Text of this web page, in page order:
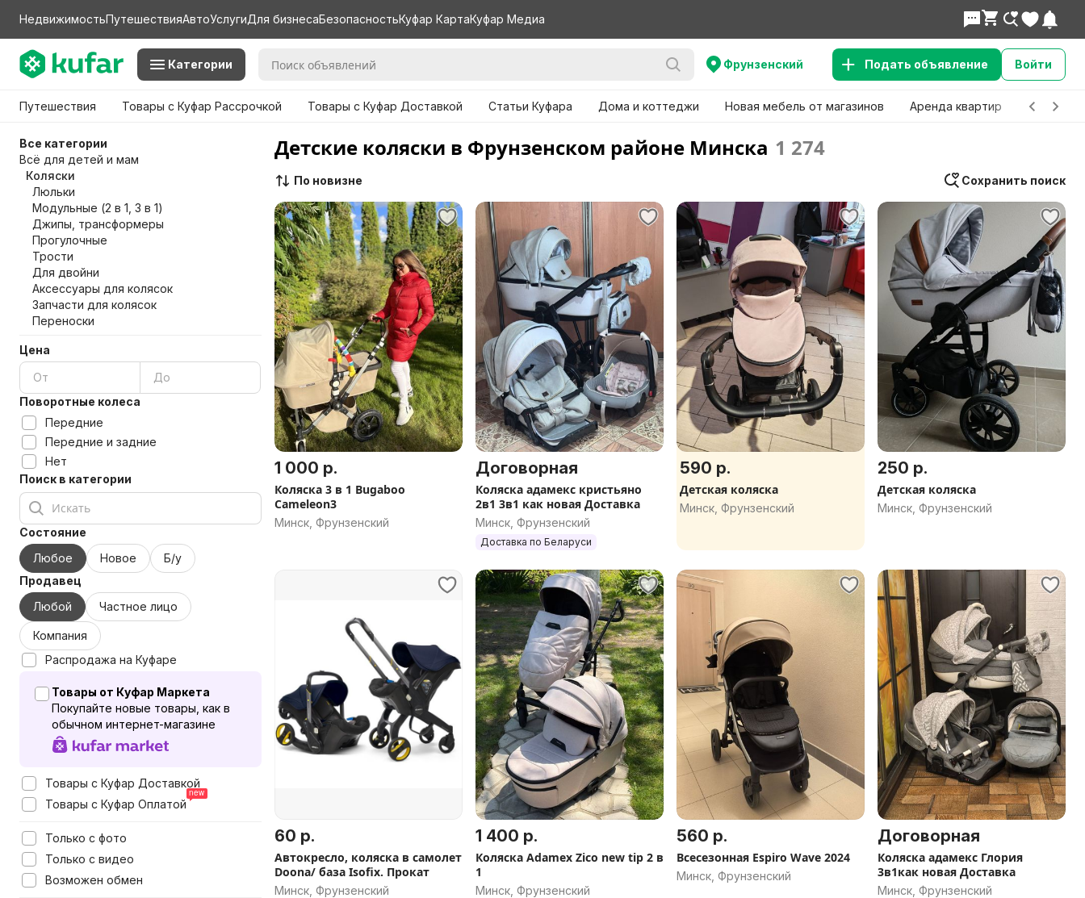
НедвижимостьПутешествияАвтоУслугиДля бизнесаБезопасностьКуфар КартаКуфар Медиа
Категории Фрунзенский Подать объявление Войти
Путешествия Товары с Куфар Рассрочкой Товары с Куфар Доставкой Статьи Куфара Дома и коттеджи Новая мебель от магазинов Аренда квартир Детские
Все категории
Всё для детей и мам
Коляски
Люльки
Модульные (2 в 1, 3 в 1)
Джипы, трансформеры
Прогулочные
Трости
Для двойни
Аксессуары для колясок
Запчасти для колясок
Переноски
Цена
Поворотные колеса
Передние
Передние и задние
Нет
Поиск в категории
Состояние
Любое
Новое
Б/у
Продавец
Любой
Частное лицо
Компания
Распродажа на Куфаре
Товары от Куфар Маркета
Покупайте новые товары, как в
обычном интернет-магазине
Товары с Куфар Доставкой
Товары с Куфар Оплатой
Только с фото
Только с видео
Возможен обмен
Детские коляски в Фрунзенском районе Минска 1 274
Сохранить поиск
По новизне
1 000 р.
Коляска 3 в 1 Bugaboo
Cameleon3
Минск, Фрунзенский
Договорная
Коляска адамекс кристьяно
2в1 3в1 как новая Доставка
Минск, Фрунзенский
Доставка по Беларуси
590 р.
Детская коляска
Минск, Фрунзенский
250 р.
Детская коляска
Минск, Фрунзенский
60 р.
Автокресло, коляска в самолет
Doona/ база Isofix. Прокат
Минск, Фрунзенский
1 400 р.
Коляска Adamex Zico new tip 2 в
1
Минск, Фрунзенский
560 р.
Всесезонная Espiro Wave 2024
Минск, Фрунзенский
Договорная
Коляска адамекс Глория
3в1как новая Доставка
Минск, Фрунзенский